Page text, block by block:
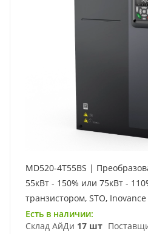
MD520-4T55BS |
55кВт - 150% или 75кВт -
транзистором, STO, Inovance
Есть в наличии:
Склад АйДи 17 шт